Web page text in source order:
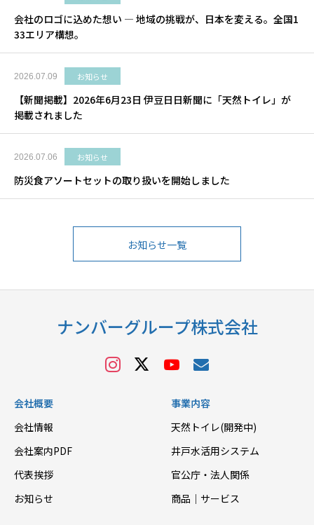
会社のロゴに込めた想い ― 地域の挑戦が、日本を変える。全国1
33エリア構想。
2026.07.09 お知らせ
【新聞掲載】2026年6月23日 伊豆日日新聞に「天然トイレ」が
掲載されました
2026.07.06 お知らせ
防災食アソートセットの取り扱いを開始しました
お知らせ一覧
ナンバーグループ株式会社
会社概要
会社情報
会社案内PDF
代表挨拶
お知らせ
事業内容
天然トイレ(開発中)
井戸水活用システム
官公庁・法人関係
商品｜サービス